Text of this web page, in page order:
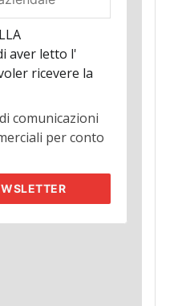
aver letto l'
ricevere la
comunicazioni
per conto